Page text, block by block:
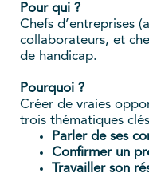
Pour qui ?
Chefs d’entreprises
collaborateurs, et
de handicap.
Pourquoi ?
Créer de vraies
trois thématiques
Parler de ses
Confirmer un
Travailler son